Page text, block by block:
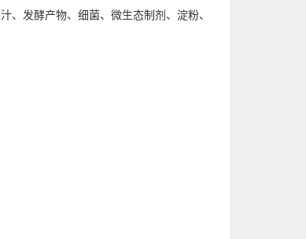
、发酵产物、细菌、微生态制剂、淀粉、